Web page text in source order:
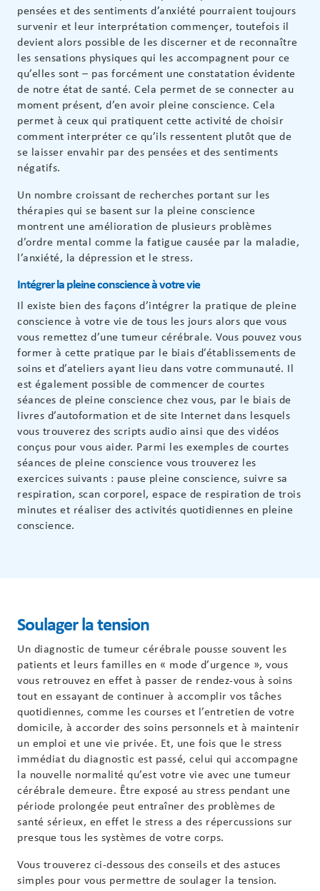
pensées et des sentiments d’anxiété pourraient toujours
survenir et leur interprétation commençer, toutefois il
devient alors possible de les discerner et de reconnaître
les sensations physiques qui les accompagnent pour ce
qu’elles sont – pas forcément une constatation évidente
de notre état de santé. Cela permet de se connecter au
moment présent, d’en avoir pleine conscience. Cela
permet à ceux qui pratiquent cette activité de choisir
comment interpréter ce qu’ils ressentent plutôt que de
se laisser envahir par des pensées et des sentiments
négatifs.
Un nombre croissant de recherches portant sur les
thérapies qui se basent sur la pleine conscience
montrent une amélioration de plusieurs problèmes
d’ordre mental comme la fatigue causée par la maladie,
l’anxiété, la dépression et le stress.
Intégrer la pleine conscience à votre vie
Il existe bien des façons d’intégrer la pratique de pleine
conscience à votre vie de tous les jours alors que vous
vous remettez d’une tumeur cérébrale. Vous pouvez vous
former à cette pratique par le biais d’établissements de
soins et d’ateliers ayant lieu dans votre communauté. Il
est également possible de commencer de courtes
séances de pleine conscience chez vous, par le biais de
livres d’autoformation et de site Internet dans lesquels
vous trouverez des scripts audio ainsi que des vidéos
conçus pour vous aider. Parmi les exemples de courtes
séances de pleine conscience vous trouverez les
exercices suivants : pause pleine conscience, suivre sa
respiration, scan corporel, espace de respiration de trois
minutes et réaliser des activités quotidiennes en pleine
conscience.
Soulager la tension
Un diagnostic de tumeur cérébrale pousse souvent les
patients et leurs familles en « mode d’urgence », vous
vous retrouvez en effet à passer de rendez-vous à soins
tout en essayant de continuer à accomplir vos tâches
quotidiennes, comme les courses et l’entretien de votre
domicile, à accorder des soins personnels et à maintenir
un emploi et une vie privée. Et, une fois que le stress
immédiat du diagnostic est passé, celui qui accompagne
la nouvelle normalité qu’est votre vie avec une tumeur
cérébrale demeure. Être exposé au stress pendant une
période prolongée peut entraîner des problèmes de
santé sérieux, en effet le stress a des répercussions sur
presque tous les systèmes de votre corps.
Vous trouverez ci-dessous des conseils et des astuces
simples pour vous permettre de soulager la tension.